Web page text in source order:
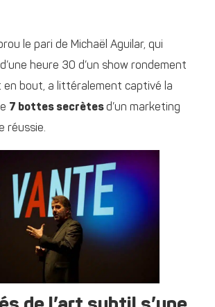
le pari de Michaël Aguilar, qui
heure 30 d’un show rondement
en bout, a littéralement captivé la
7 bottes secrètesd’un marketing
réussie.